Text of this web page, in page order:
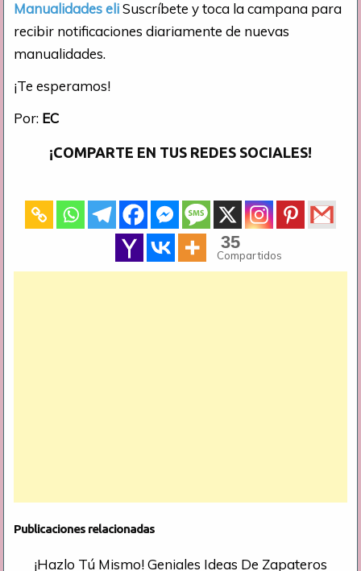
Manualidades eliSuscríbete y toca la campana para
recibir notificaciones diariamente de nuevas
manualidades.
¡Te esperamos!
Por: EC
¡COMPARTE EN TUS REDES SOCIALES!
35
Compartidos
Publicaciones relacionadas
¡Hazlo Tú Mismo! Geniales Ideas De Zapateros